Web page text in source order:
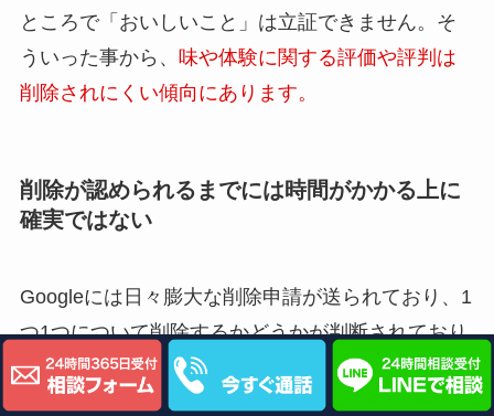
ところで「おいしいこと」は立証できません。そ
ういった事から、 味や体験に関する評価や評判は
削除されにくい傾向にあります。
削除が認められるまでには時間がかかる上に
確実ではない
Googleには日々膨大な削除申請が送られており、1
つ1つについて削除するかどうかが判断されており
ますので、削除が認められるまでにはある程の時